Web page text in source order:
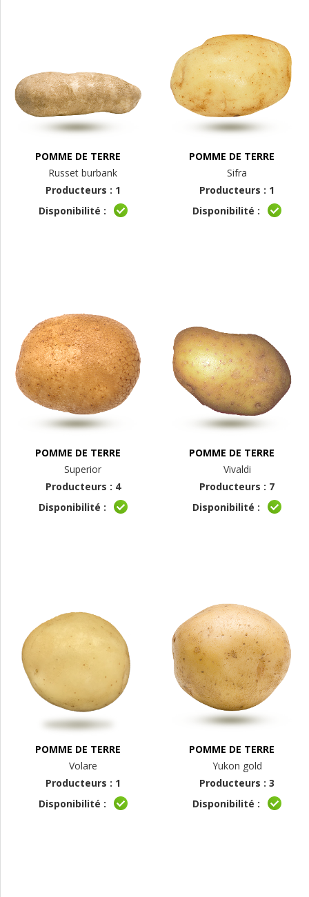
POMME DE TERRE
Russet burbank
Producteurs : 1
Disponibilité :
POMME DE TERRE
Sifra
Producteurs : 1
Disponibilité :
POMME DE TERRE
Superior
Producteurs : 4
Disponibilité :
POMME DE TERRE
Vivaldi
Producteurs : 7
Disponibilité :
POMME DE TERRE
Volare
Producteurs : 1
Disponibilité :
POMME DE TERRE
Yukon gold
Producteurs : 3
Disponibilité :